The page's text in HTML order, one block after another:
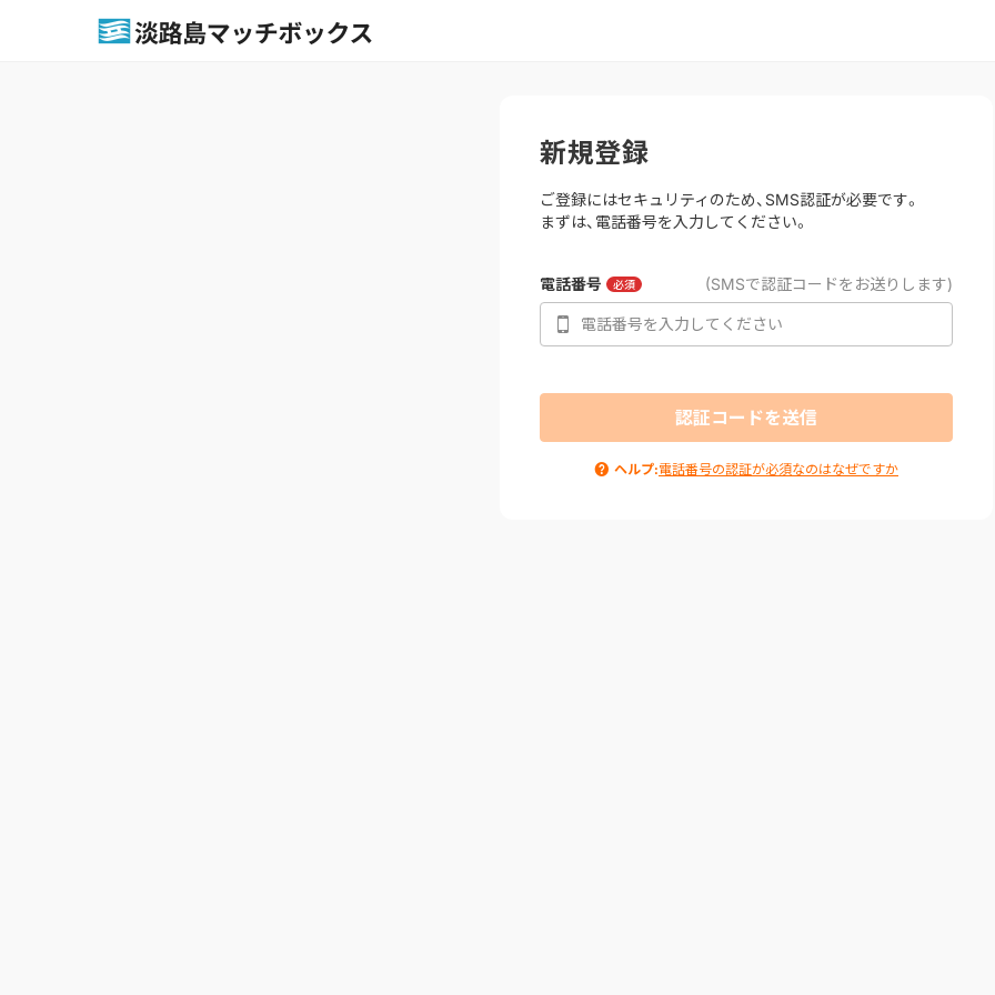
新規登録
ご登録にはセキュリティのため、SMS認証が必要です。
まずは、電話番号を入力してください。
電話番号 必須 (SMSで認証コードをお送りします)
認証コードを送信
ヘルプ:電話番号の認証が必須なのはなぜですか